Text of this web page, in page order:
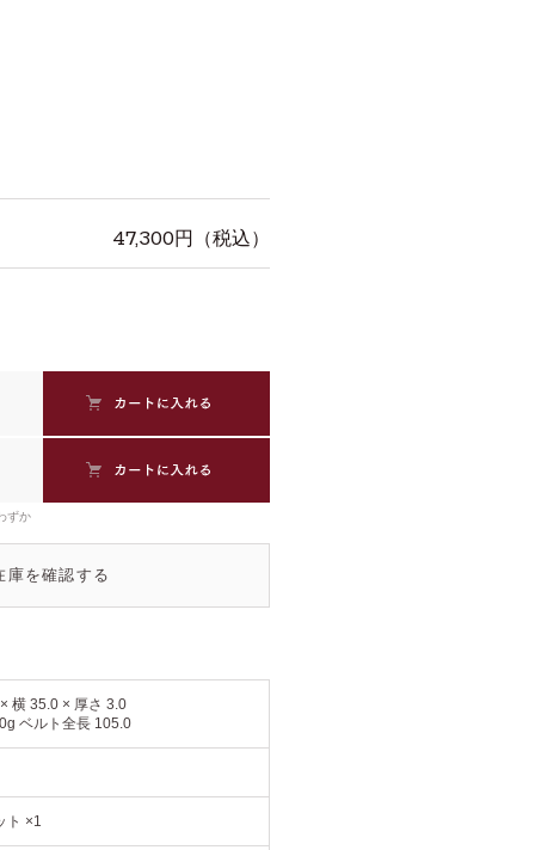
47,300円（税込）
ずか
庫を確認する
横 35.0 × 厚さ 3.0
ベルト全長 105.0
ト ×1